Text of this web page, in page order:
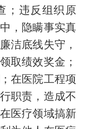
；违反组织原
，隐瞒事实真
洁底线失守，
取绩效奖金；
在医院工程项
职责，造成不
医疗领域搞新